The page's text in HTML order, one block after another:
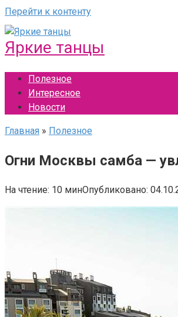
Перейти к контенту
Яркие танцы
Полезное
Интересное
Новости
Главная » Полезное
Огни Москвы самба —
На чтение: 10 минОпубликовано: